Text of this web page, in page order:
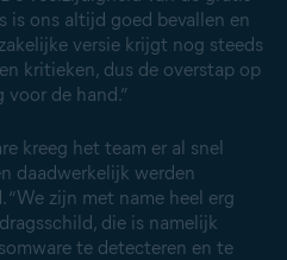
is ons altijd goed bevallen en
versie krijgt nog steeds
kritieken, dus de overstap op
voor de hand.”
kreeg het team er al snel
daadwerkelijk werden
zijn met name heel erg
die is namelijk
te detecteren en te